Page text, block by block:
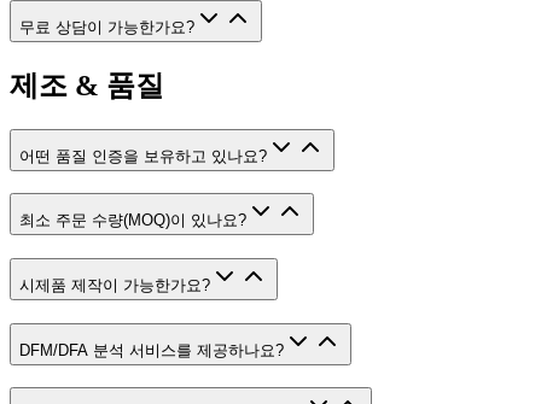
무료 상담이 가능한가요?
제조 & 품질
어떤 품질 인증을 보유하고 있나요?
최소 주문 수량(MOQ)이 있나요?
시제품 제작이 가능한가요?
DFM/DFA 분석 서비스를 제공하나요?